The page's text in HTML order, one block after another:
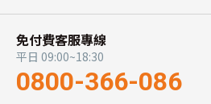
免付費客服專線
平日 09:00~18:30
0800-366-086